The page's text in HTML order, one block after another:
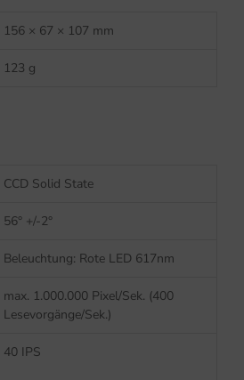
156 × 67 × 107 mm
123 g
CCD Solid State
56° +/-2°
Beleuchtung: Rote LED 617nm
max. 1.000.000 Pixel/Sek. (400
Lesevorgänge/Sek.)
40 IPS